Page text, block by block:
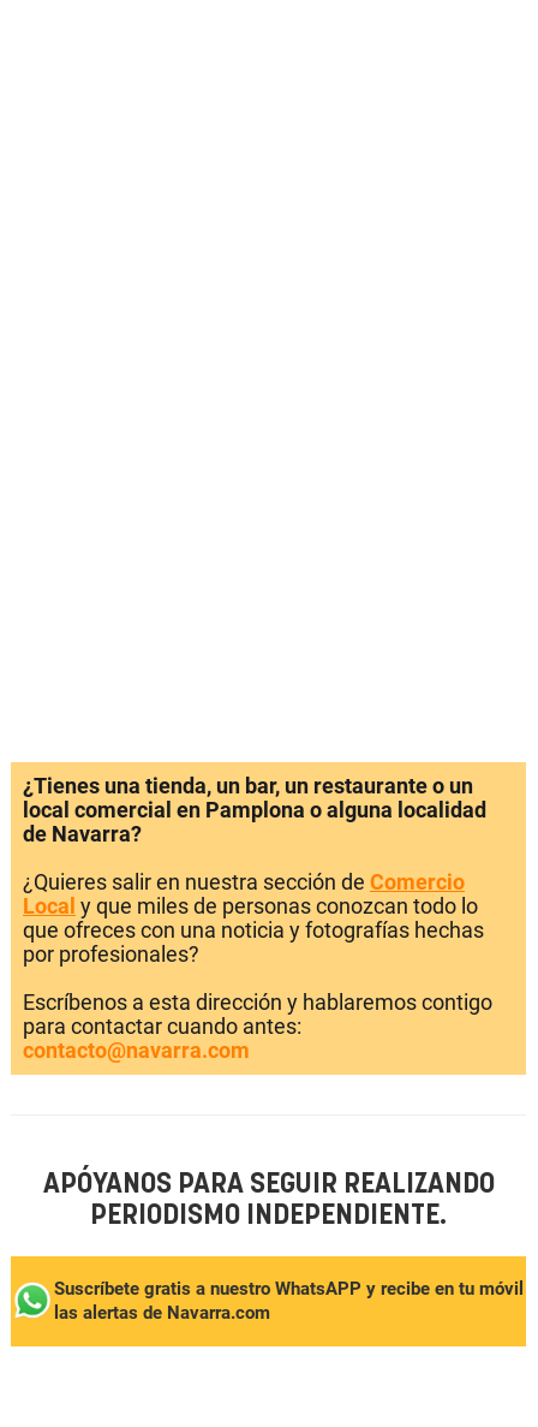
¿Tienes una tienda, un bar, un restaurante o un
local comercial en Pamplona o alguna localidad
de Navarra?
¿Quieres salir en nuestra sección de Comercio
Local y que miles de personas conozcan todo lo
que ofreces con una noticia y fotografías hechas
por profesionales?
Escríbenos a esta dirección y hablaremos contigo
para contactar cuando antes:
contacto@navarra.com
APÓYANOS PARA SEGUIR REALIZANDO
PERIODISMO INDEPENDIENTE.
Suscríbete gratis a nuestro WhatsAPP y recibe en tu móvil
las alertas de Navarra.com